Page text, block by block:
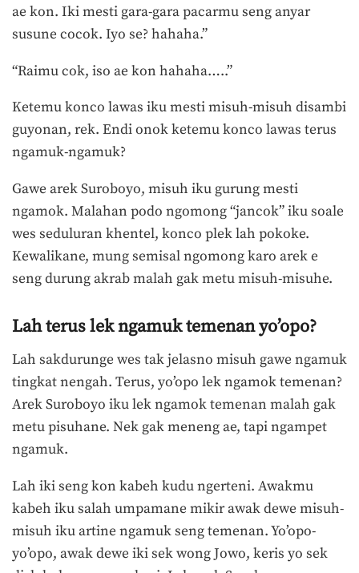
ae kon. Iki mesti gara-gara pacarmu seng anyar
susune cocok. Iyo se? hahaha.”
“Raimu cok, iso ae kon hahaha…..”
Ketemu konco lawas iku mesti misuh-misuh disambi
guyonan, rek. Endi onok ketemu konco lawas terus
ngamuk-ngamuk?
Gawe arek Suroboyo, misuh iku gurung mesti
ngamok. Malahan podo ngomong “jancok” iku soale
wes seduluran khentel, konco plek lah pokoke.
Kewalikane, mung semisal ngomong karo arek e
seng durung akrab malah gak metu misuh-misuhe.
Lah terus lek ngamuk temenan yo’opo?
Lah sakdurunge wes tak jelasno misuh gawe ngamuk
tingkat nengah. Terus, yo’opo lek ngamok temenan?
Arek Suroboyo iku lek ngamok temenan malah gak
metu pisuhane. Nek gak meneng ae, tapi ngampet
ngamuk.
Lah iki seng kon kabeh kudu ngerteni. Awakmu
kabeh iku salah umpamane mikir awak dewe misuh-
misuh iku artine ngamuk seng temenan. Yo’opo-
yo’opo, awak dewe iki sek wong Jowo, keris yo sek